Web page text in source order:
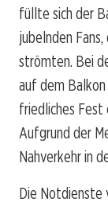
füllte sich der
jubelnden
strömten. Bei
auf dem
friedliches Fest
Aufgrund der
Nahverkehr in
Die Notdienste